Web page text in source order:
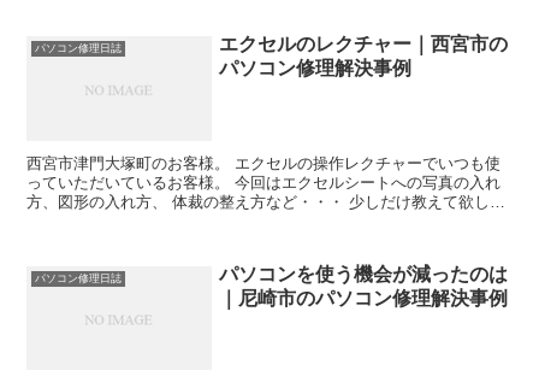
パソコン修理日誌
エクセルのレクチャー｜西宮市の
パソコン修理解決事例
西宮市津門大塚町のお客様。 エクセルの操作レクチャーでいつも使
っていただいているお客様。 今回はエクセルシートへの写真の入れ
方、図形の入れ方、 体裁の整え方など・・・ 少しだけ教えて欲しい
パソコン修理日誌
パソコンを使う機会が減ったのは
｜尼崎市のパソコン修理解決事例